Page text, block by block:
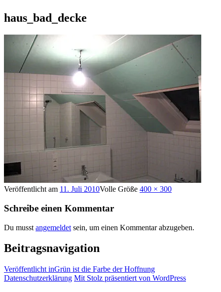
haus_bad_decke
Veröffentlicht am 11. Juli 2010Volle Größe 400 × 300
Schreibe einen Kommentar
Du musst angemeldet sein, um einen Kommentar abzugeben.
Beitragsnavigation
Veröffentlicht inGrün ist die Farbe der Hoffnung
Datenschutzerklärung Mit Stolz präsentiert von WordPress